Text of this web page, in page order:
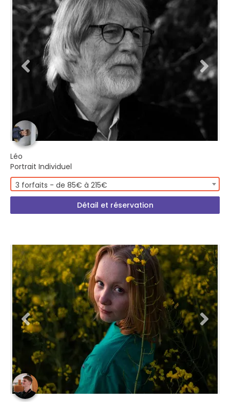
Léo
Portrait Individuel
3 forfaits - de 85€ à 215€
Détail et réservation